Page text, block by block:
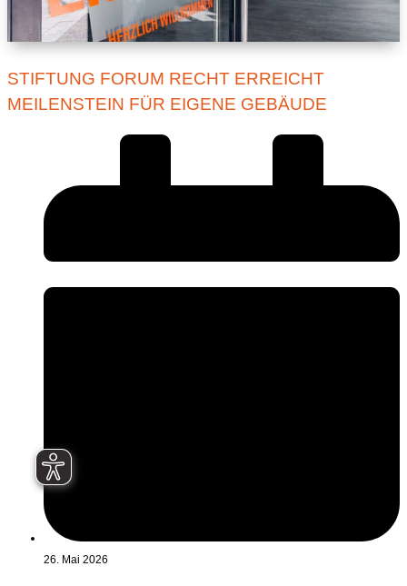
STIFTUNG FORUM RECHT ERREICHT
MEILENSTEIN FÜR EIGENE GEBÄUDE
26. Mai 2026